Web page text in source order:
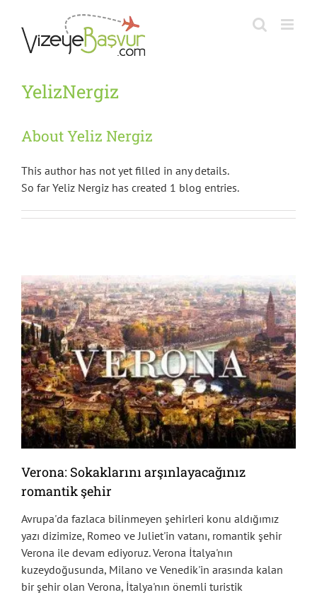
content
YelizNergiz
About Yeliz Nergiz
This author has not yet filled in any details.
So far Yeliz Nergiz has created 1 blog entries.
Verona: Sokaklarını arşınlayacağınız
romantik şehir
Avrupa'da fazlaca bilinmeyen şehirleri konu aldığımız
yazı dizimize, Romeo ve Juliet'in vatanı, romantik şehir
Verona ile devam ediyoruz. Verona İtalya'nın
kuzeydoğusunda, Milano ve Venedik'in arasında kalan
bir şehir olan Verona, İtalya'nın önemli turistik